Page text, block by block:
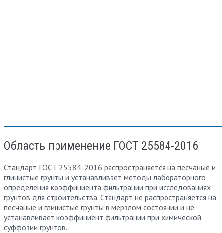
Область применение ГОСТ 25584-2016
Стандарт ГОСТ 25584-2016 распространяется на песчаные и
глинистые грунты и устанавливает методы лабораторного
определения коэффициента фильтрации при исследованиях
грунтов для строительства. Стандарт не распространяется на
песчаные и глинистые грунты в мерзлом состоянии и не
устанавливает коэффициент фильтрации при химической
суффозии грунтов.